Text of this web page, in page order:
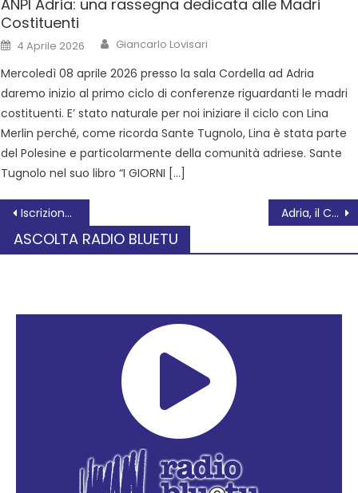
ANPI Adria: una rassegna dedicata alle Madri
Costituenti
4 Aprile 2026 Giancarlo Lovisari
Mercoledì 08 aprile 2026 presso la sala Cordella ad Adria
daremo inizio al primo ciclo di conferenze riguardanti le madri
costituenti. E’ stato naturale per noi iniziare il ciclo con Lina
Merlin perché, come ricorda Sante Tugnolo, Lina è stata parte
del Polesine e particolarmente della comunità adriese. Sante
Tugnolo nel suo libro “I GIORNI […]
Iscrizione nell’elenco regionale dei “Luoghi storici del commercio” Adria, il Centro Servizi Anziani fronteggia la sfida economica mantenendo alta la qualità
ASCOLTA RADIO BLUETU